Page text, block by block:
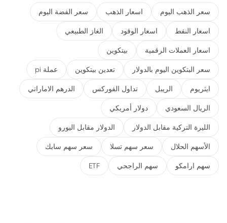
سعر الذهب اليوم اسعار الذهب سعر الفضة اليوم
اسعار النفط اسعار الوقود الغاز الطبيعي
اسعار العملات الرقمية بيتكوين
سعر البتكوين اليوم بالدولار تعدين بيتكوين عملة pi
ايثريوم الريبل تداول الفوركس الدرهم الاماراتي
الريال السعودي دولار أمريكي
الليرة التركية مقابل الدولار الدولار مقابل اليورو
الأسهم الحلال سعر سهم تسلا سعر سهم سابك
سهم ارامكو سهم الراجحي ETF